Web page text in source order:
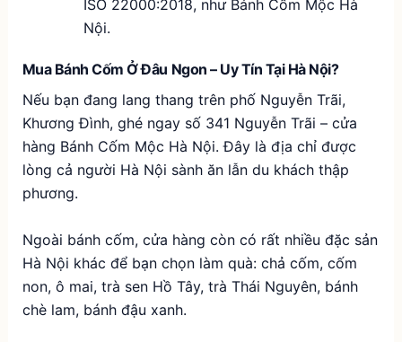
ISO 22000:2018, như Bánh Cốm Mộc Hà
Nội.
Mua Bánh Cốm Ở Đâu Ngon – Uy Tín Tại Hà Nội?
Nếu bạn đang lang thang trên phố Nguyễn Trãi,
Khương Đình, ghé ngay số 341 Nguyễn Trãi – cửa
hàng Bánh Cốm Mộc Hà Nội. Đây là địa chỉ được
lòng cả người Hà Nội sành ăn lẫn du khách thập
phương.
Ngoài bánh cốm, cửa hàng còn có rất nhiều đặc sản
Hà Nội khác để bạn chọn làm quà: chả cốm, cốm
non, ô mai, trà sen Hồ Tây, trà Thái Nguyên, bánh
chè lam, bánh đậu xanh.